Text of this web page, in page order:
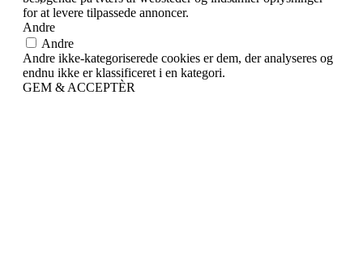
for at levere tilpassede annoncer.
Andre
Andre
Andre ikke-kategoriserede cookies er dem, der analyseres og
endnu ikke er klassificeret i en kategori.
GEM & ACCEPTÈR